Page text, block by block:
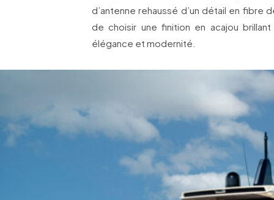
d’antenne rehaussé d’un détail en
de choisir une finition en acajou
élégance et modernité.